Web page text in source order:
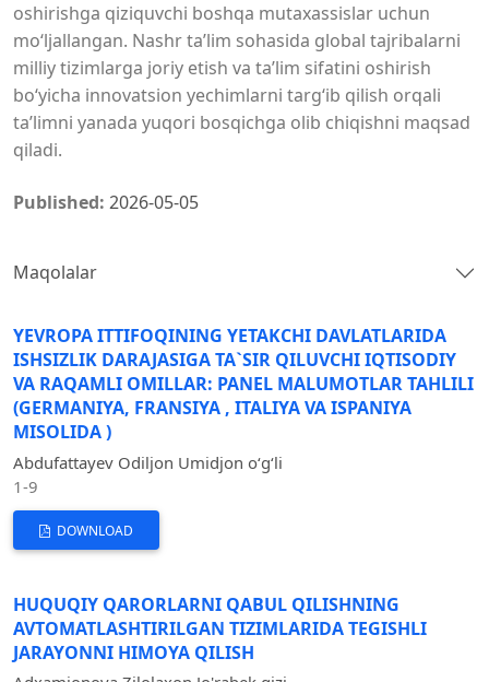
oshirishga qiziquvchi boshqa mutaxassislar uchun
mo‘ljallangan. Nashr ta’lim sohasida global tajribalarni
milliy tizimlarga joriy etish va ta’lim sifatini oshirish
bo‘yicha innovatsion yechimlarni targ‘ib qilish orqali
ta’limni yanada yuqori bosqichga olib chiqishni maqsad
qiladi.
Published: 2026-05-05
Maqolalar
YEVROPA ITTIFOQINING YETAKCHI DAVLATLARIDA
ISHSIZLIK DARAJASIGA TA`SIR QILUVCHI IQTISODIY
VA RAQAMLI OMILLAR: PANEL MALUMOTLAR TAHLILI
(GERMANIYA, FRANSIYA , ITALIYA VA ISPANIYA
MISOLIDA )
Abdufattayev Odiljon Umidjon o‘g‘li
1-9
DOWNLOAD
HUQUQIY QARORLARNI QABUL QILISHNING
AVTOMATLASHTIRILGAN TIZIMLARIDA TEGISHLI
JARAYONNI HIMOYA QILISH